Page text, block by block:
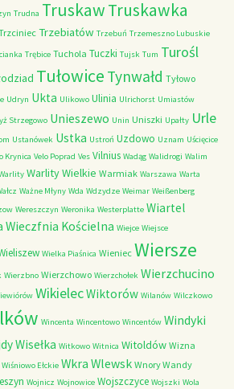
Trudna TruskawTruskawka
Trzebiatów Trzebuń Trzemeszno Lubuskie
Trębice Tuchola Tuczki Tujsk Tum Turośl
Tułowice Tynwałd Tyłowo
Udryn Ukta Ulikowo Ulinia Ulrichorst Umiastów
Strzegowo Unieszewo Unin Uniszki Upałty Urle
Ustanówek Ustka Ustroń Uzdowo Uznam Uścięcice
Krynica Velo Poprad Ves Vilnius Wadąg Walidrogi Walim
Warlity Wielkie Warmiak Warszawa Warta
Ważne Młyny Wda Wdzydze Weimar Weißenberg
Wereszczyn Weronika Westerplatte Wiartel
Wieczfnia Kościelna Wiejce Wiejsce
Wielka Piaśnica Wieniec Wiersze
Wierzbno Wierzchowo Wierzchołek Wierzchucino
WikielecWiktorów Wilanów Wilczkowo
Wincenta Wincentowo Wincentów Windyki
Wisełka Witkowo Witnica Witoldów Wizna
Wiśniowo Ełckie Wkra Wlewsk Wnory Wandy
Wojnicz Wojnowice Wojszczyce Wojszki Wola